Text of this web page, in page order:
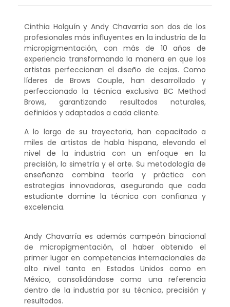
Cinthia Holguín y Andy Chavarría son dos de los
profesionales más influyentes en la industria de la
micropigmentación, con más de 10 años de
experiencia transformando la manera en que los
artistas perfeccionan el diseño de cejas. Como
líderes de Brows Couple, han desarrollado y
perfeccionado la técnica exclusiva BC Method
Brows, garantizando resultados naturales,
definidos y adaptados a cada cliente.
A lo largo de su trayectoria, han capacitado a
miles de artistas de habla hispana, elevando el
nivel de la industria con un enfoque en la
precisión, la simetría y el arte. Su metodología de
enseñanza combina teoría y práctica con
estrategias innovadoras, asegurando que cada
estudiante domine la técnica con confianza y
excelencia.
Andy Chavarría es además campeón binacional
de micropigmentación, al haber obtenido el
primer lugar en competencias internacionales de
alto nivel tanto en Estados Unidos como en
México, consolidándose como una referencia
dentro de la industria por su técnica, precisión y
resultados.